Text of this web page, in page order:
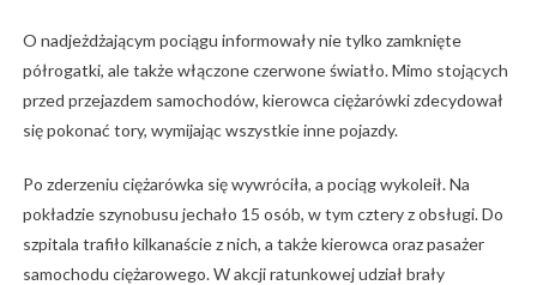
O nadjeżdżającym pociągu informowały nie tylko zamknięte
półrogatki, ale także włączone czerwone światło. Mimo stojących
przed przejazdem samochodów, kierowca ciężarówki zdecydował
się pokonać tory, wymijając wszystkie inne pojazdy.
Po zderzeniu ciężarówka się wywróciła, a pociąg wykoleił. Na
pokładzie szynobusu jechało 15 osób, w tym cztery z obsługi. Do
szpitala trafiło kilkanaście z nich, a także kierowca oraz pasażer
samochodu ciężarowego. W akcji ratunkowej udział brały